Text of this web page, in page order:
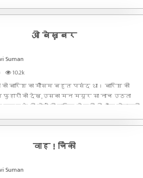
ओ बेख़बर
Suman
10.2k
को बारिश का मौसम बहुत पसंद था। बारिश की
फुहारों को देख,उसका मन मयूर सा नाच उठता
से ही ज़ोरों की बारिश हो रही थी और सोनाक्षी
वापिस सिमट जाते थे। ना जाने क्या सोच
वाह ! चिंकी
Suman